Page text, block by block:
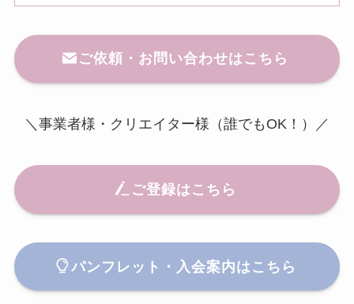
ご依頼・お問い合わせはこちら
＼事業者様・クリエイター様（誰でもOK！）／
ご登録はこちら
パンフレット・入会案内はこちら